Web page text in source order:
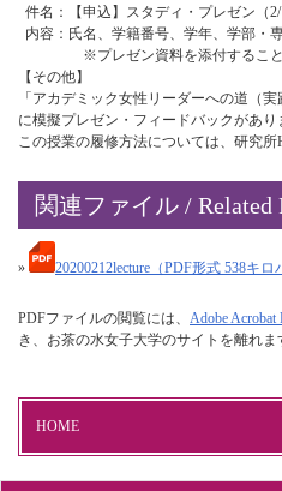
件名：【申込】スタディ・プレゼン（2/
内容：氏名、学籍番号、学年、学部・
※プレゼン資料を添付すること
【その他】
「アカデミック女性リーダーへの道（
に模擬プレゼン・フィードバックがあり
この授業の履修方法については、研究所
関連ファイル / Related
» 20200212lecture（PDF形式 538キロ
PDFファイルの閲覧には、 Adobe Acrobat
き、お茶の水女子大学のサイトを離れま
HOME